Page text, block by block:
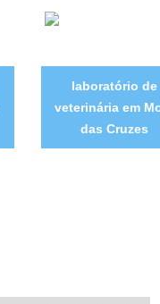
laboratório de
veterinária em
das Cruzes